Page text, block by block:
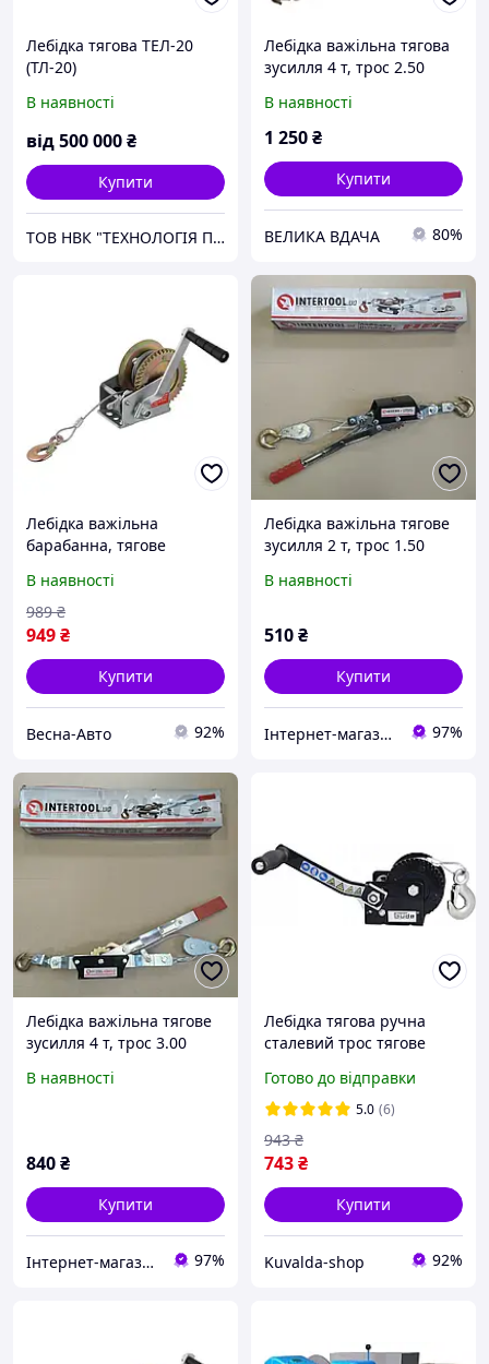
Лебідка тягова ТЕЛ-20
(ТЛ-20)
В наявності
від500 000₴
Купити
ТОВ НВК "ТЕХНОЛОГІЯ ПІДЙОМУ"
Лебідка важільна тягова
зусилля 4 т, трос 2.50
довжина троса 1.220 м
INTERTOOL GT1444
В наявності
1 250₴
Купити
ВЕЛИКА ВДАЧА 80%
Лебідка важільна
барабанна, тягове
трос INTERTOOL GT1454
В наявності
949₴
989 ₴
Купити
Весна-Авто 92%
Лебідка важільна тягове
зусилля 2 т, трос 1.50
довжина троса 0,75 м пр-
В наявності
510₴
Купити
Інтернет-магазин "Novida" 97%
Лебідка важільна тягове
зусилля 4 т, трос 3.00
довжина троса 1.50 м пр-
В наявності
840₴
Купити
Інтернет-магазин "Novida" 97%
Лебідка тягова ручна
сталевий трос тягове
!Готово до відправки
5.0 (6)
743₴
943 ₴
Купити
Kuvalda-shop 92%